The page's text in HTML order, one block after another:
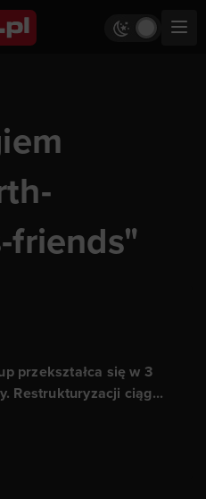
friends"
przekształca się w 3
Restrukturyzacji ciąg...